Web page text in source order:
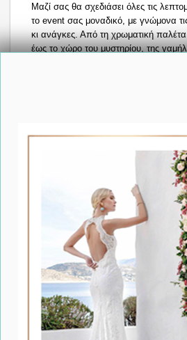
Μαζί σας θα σχεδιάσει όλες τις
το event σας μοναδικό, με γνώμονα
κι ανάγκες. Από τη χρωματική
έως το χώρο του μυστηρίου, της
Δείτε Ακόμη